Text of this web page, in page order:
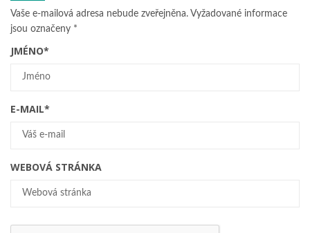
Vaše e-mailová adresa nebude zveřejněna. Vyžadované informace
jsou označeny *
JMÉNO*
E-MAIL*
WEBOVÁ STRÁNKA